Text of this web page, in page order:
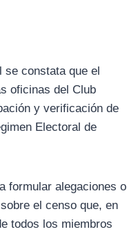
se constata que el
oficinas del Club
y verificación de
Electoral de
formular alegaciones o
el censo que, en
todos los miembros